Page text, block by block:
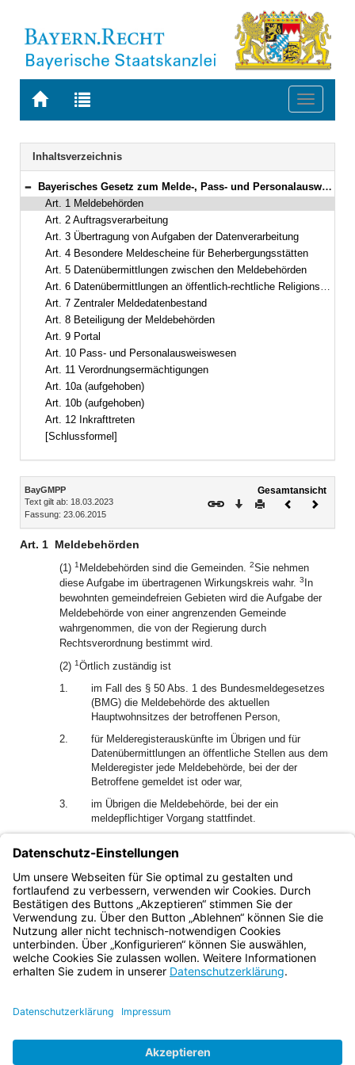
Zur
BAYERN.RECHT
Zur
letzten
Suche
Toggle
Navigation
Inhaltsverzeichnis
Bereich reduzieren
Bayerisches Gesetz zum Melde-, Pass- und Personalausweiswesen (BayGMPP) Vom 23. Juni 2015 (GVBl S. 178) BayRS 210-3-I (Art. 1–12)
Art. 1 Meldebehörden
Art. 2 Auftragsverarbeitung
Art. 3 Übertragung von Aufgaben der Datenverarbeitung
Art. 4 Besondere Meldescheine für Beherbergungsstätten
Art. 5 Datenübermittlungen zwischen den Meldebehörden
Art. 6 Datenübermittlungen an öffentlich-rechtliche Religionsgesellschaften
Art. 7 Zentraler Meldedatenbestand
Art. 8 Beteiligung der Meldebehörden
Art. 9 Portal
Art. 10 Pass- und Personalausweiswesen
Art. 11 Verordnungsermächtigungen
Art. 10a (aufgehoben)
Art. 10b (aufgehoben)
Art. 12 Inkrafttreten
[Schlussformel]
Inhalt
BayGMPP
Text gilt ab: 18.03.2023
Fassung: 23.06.2015
Gesamtansicht
Download
DruckenVorheriges
Art. 1 Meldebehörden
(1) 1 Meldebehörden sind die Gemeinden. 2Sie nehmen
diese Aufgabe im übertragenen Wirkungskreis wahr. 3 In
bewohnten gemeindefreien Gebieten wird die Aufgabe der
Meldebehörde von einer angrenzenden Gemeinde
wahrgenommen, die von der Regierung durch
Rechtsverordnung bestimmt wird.
(2) 1Örtlich zuständig ist
1.
im Fall des § 50 Abs. 1 des Bundesmeldegesetzes
(BMG) die Meldebehörde des aktuellen
Hauptwohnsitzes der betroffenen Person,
2.
für Melderegisterauskünfte im Übrigen und für
Datenübermittlungen an öffentliche Stellen aus dem
Melderegister jede Meldebehörde, bei der der
Betroffene gemeldet ist oder war,
3.
im Übrigen die Meldebehörde, bei der ein
meldepflichtiger Vorgang stattfindet.
2Bei Personen, die in Deutschland nicht mehr gemeldet
sind oder deren Wohnung sich nicht feststellen lässt, ist die
Meldebehörde zuständig, bei der die betroffene Person
zuletzt gemeldet war.
Bayern.de
BayernPortal
Impressum